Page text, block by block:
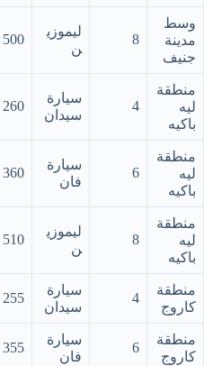
وسط
مدينة
جنيف
8
ليموزي
ن
500 €
منطقة
ليه
باكيه
4
سيارة
سيدان
260 €
منطقة
ليه
باكيه
6
سيارة
فان
360 €
منطقة
ليه
باكيه
8
ليموزي
ن
510 €
منطقة
كاروج
4
سيارة
سيدان
255 €
منطقة
كاروج
6
سيارة
فان
355 €